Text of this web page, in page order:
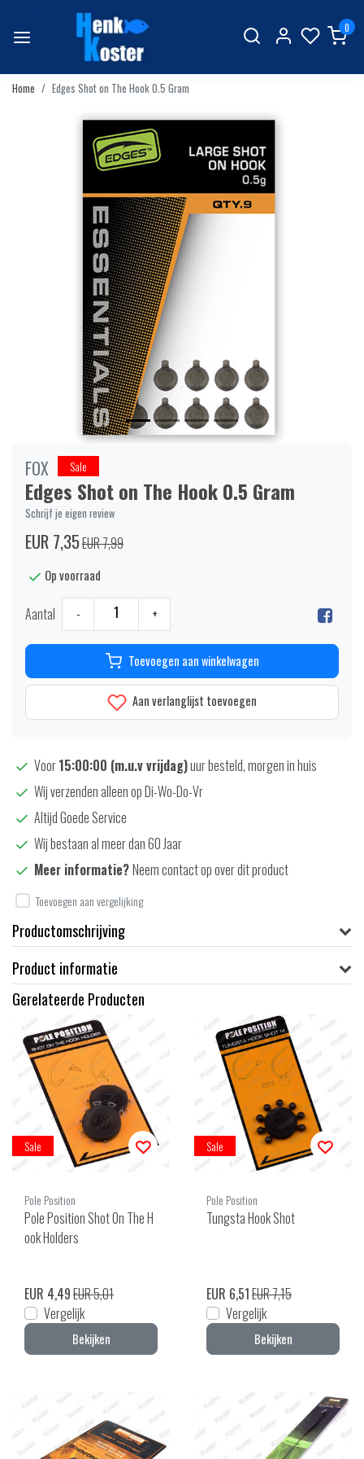
0
Home Edges Shot on The Hook 0.5 Gram
FOX Sale
Edges Shot on The Hook 0.5 Gram
Schrijf je eigen review
EUR 7,35EUR 7,99
Op voorraad
Aantal - +
Toevoegen aan winkelwagen
Aan verlanglijst toevoegen
Voor15:00:00 (m.u.v vrijdag)uur besteld, morgen in huis
Wij verzenden alleen op Di-Wo-Do-Vr
Altijd Goede Service
Wij bestaan al meer dan 60 Jaar
Meer informatie?Neem contact op over dit product
Toevoegen aan vergelijking
Productomschrijving
Product informatie
Gerelateerde Producten
Sale
Pole Position
Pole Position Shot On The H
ook Holders
EUR 4,49EUR 5,01
Vergelijk
Bekijken
Sale
Pole Position
Tungsta Hook Shot
EUR 6,51EUR 7,15
Vergelijk
Bekijken